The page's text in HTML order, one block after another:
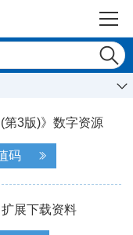
第3版)》数字资源
码
展下载资料